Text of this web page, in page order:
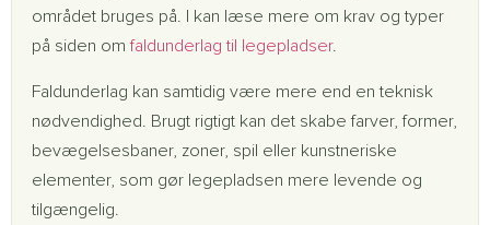
området bruges på. I kan læse mere om krav og typer
på siden omfaldunderlag til legepladser.
Faldunderlag kan samtidig være mere end en teknisk
nødvendighed. Brugt rigtigt kan det skabe farver, former,
bevægelsesbaner, zoner, spil eller kunstneriske
elementer, som gør legepladsen mere levende og
tilgængelig.